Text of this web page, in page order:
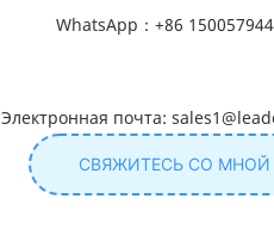
WhatsApp：+86
Электронная почта:
СВЯЖИТЕСЬ СО МНОЙ